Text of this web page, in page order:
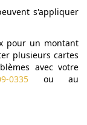
s'appliquer
pour un montant
plusieurs cartes
avec votre
0335 ou au